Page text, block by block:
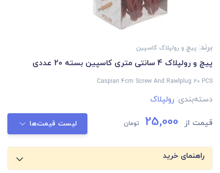
برند: پیچ و رولپلاک کاسپین
پیچ و رولپلاک 4 سانتی متری کاسپین بسته 20 عددی
Caspian 4cm Screw And Rawlplug 20 PCS
دسته‌بندی: رولپلاک
قیمت از 25,000 تومان لیست قیمت‌ها
راهنمای خرید